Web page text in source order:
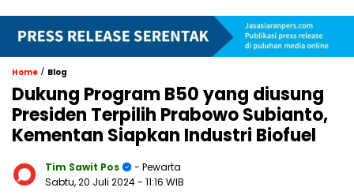
Home / Blog
Dukung Program B50 yang diusung
Presiden Terpilih Prabowo Subianto,
Kementan Siapkan Industri Biofuel
Tim Sawit Pos
- Pewarta
Sabtu, 20 Juli 2024- 11:16 WIB